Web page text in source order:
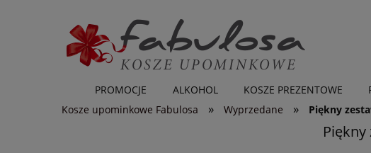
PROMOCJE ALKOHOL KOSZE PREZENTOWE
Kosze upominkowe Fabulosa
» Wyprzedane » Piękny
Piękny